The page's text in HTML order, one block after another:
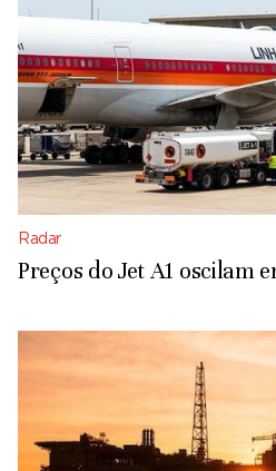
Radar
Preços do Jet A1 oscilam